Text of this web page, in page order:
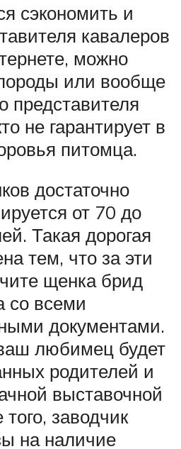
сэкономить и
кавалеров
можно
или вообще
представителя
не гарантирует в
питомца.
достаточно
от 70 до
Такая дорогая
тем, что за эти
щенка брид
со всеми
документами.
любимец будет
родителей и
выставочной
заводчик
на наличие